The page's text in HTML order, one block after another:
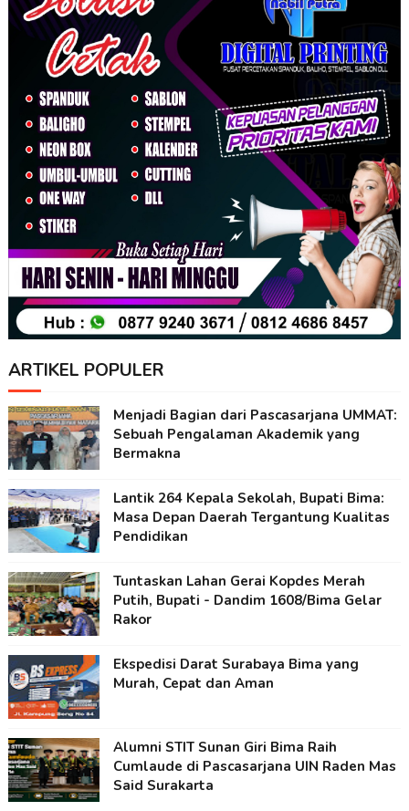
ARTIKEL POPULER
Menjadi Bagian dari Pascasarjana UMMAT:
Sebuah Pengalaman Akademik yang
Bermakna
Lantik 264 Kepala Sekolah, Bupati Bima:
Masa Depan Daerah Tergantung Kualitas
Pendidikan
Tuntaskan Lahan Gerai Kopdes Merah
Putih, Bupati - Dandim 1608/Bima Gelar
Rakor
Ekspedisi Darat Surabaya Bima yang
Murah, Cepat dan Aman
Alumni STIT Sunan Giri Bima Raih
Cumlaude di Pascasarjana UIN Raden Mas
Said Surakarta